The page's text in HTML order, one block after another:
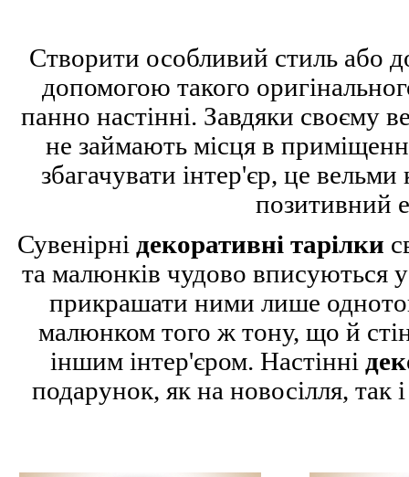
Створити особливий стиль або
допомогою такого
панно настінні. Завдяки своєму
не займають місця в
збагачувати інтер'єр, це
позитивний
Сувенірні декоративні тарілки
та малюнків чудово вписуються
прикрашати ними лише
малюнком того ж тону, що й
іншим інтер'єром. Настінні
подарунок, як на новосілля, так